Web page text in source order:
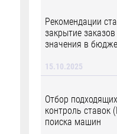
Рекомендации
закрытие
значения в
15.10.2025
Отбор
контроль ставок
поиска машин